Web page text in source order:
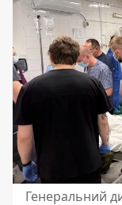
Генеральний